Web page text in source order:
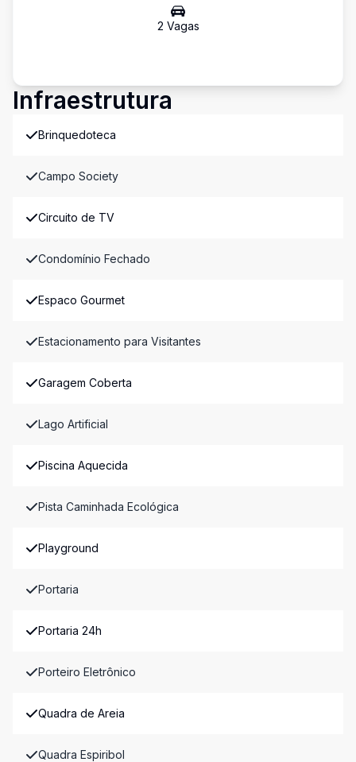
2 Vagas
Infraestrutura
Brinquedoteca
Campo Society
Circuito de TV
Condomínio Fechado
Espaco Gourmet
Estacionamento para Visitantes
Garagem Coberta
Lago Artificial
Piscina Aquecida
Pista Caminhada Ecológica
Playground
Portaria
Portaria 24h
Porteiro Eletrônico
Quadra de Areia
Quadra Espiribol